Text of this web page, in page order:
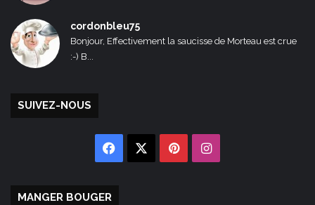
cordonbleu75
Bonjour, Effectivement la saucisse de Morteau est crue
:-) B...
SUIVEZ-NOUS
Facebook PinterestInstagram
MANGER BOUGER